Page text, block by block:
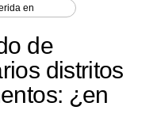
en
de
distritos
¿en